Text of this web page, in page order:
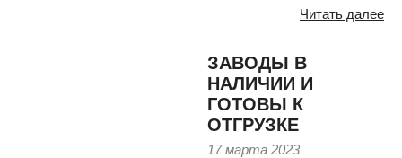
Читать далее
ЗАВОДЫ В
НАЛИЧИИ И
ГОТОВЫ К
ОТГРУЗКЕ
17 марта 2023